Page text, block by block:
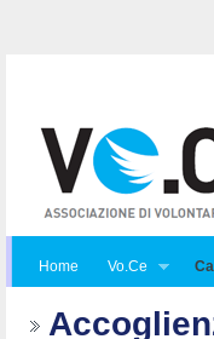
Home Vo.Ce